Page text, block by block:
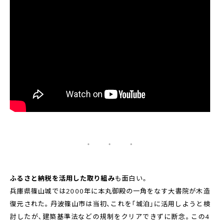
・ ・ ・
ふるさと納税を活用した取り組みも面白い。
兵庫県篠山城では2000年に本丸御殿の一角をなす大書院が木造
復元された。丹波篠山市は当初、これを「城泊」に活用しようと検
討したが、建築基準法などの規制をクリアできずに断念。この4